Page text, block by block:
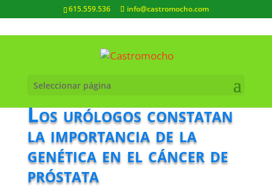
615.559.536 info@castromocho.com
Seleccionar página
Los urólogos constatan
la importancia de la
genética en el cáncer de
próstata